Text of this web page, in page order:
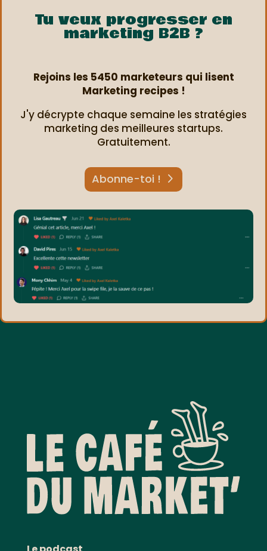
Tu veux progresser en
marketing B2B ?
Rejoins les 5450 marketeurs qui lisent
Marketing recipes !
J'y décrypte chaque semaine les stratégies
marketing des meilleures startups.
Gratuitement.
Abonne-toi !